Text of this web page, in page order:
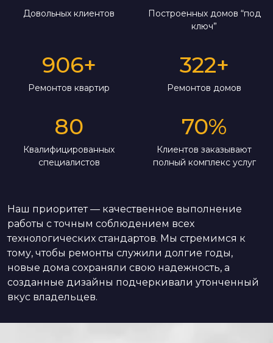
Довольных клиентов
Построенных домов “под
ключ”
906+
Ремонтов квартир
322+
Ремонтов домов
80
Квалифицированных
специалистов
70%
Клиентов заказывают
полный комплекс услуг
Наш приоритет — качественное выполнение
работы с точным соблюдением всех
технологических стандартов. Мы стремимся к
тому, чтобы ремонты служили долгие годы,
новые дома сохраняли свою надежность, а
созданные дизайны подчеркивали утонченный
вкус владельцев.